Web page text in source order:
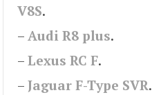
V8S.
– Audi R8 plus.
– Lexus RC F.
– Jaguar F-Type SVR.